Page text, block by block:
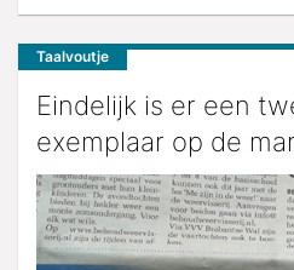
Taalvoutje
Eindelijk is er een
exemplaar op de